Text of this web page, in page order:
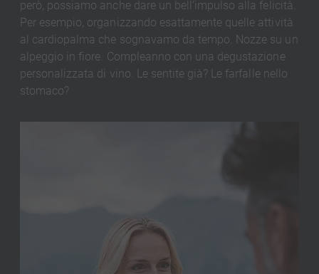
però, possiamo anche dare un bell’impulso alla felicità.
Per esempio, organizzando esattamente quelle attività
al cardiopalma che sognavamo da tempo. Nozze su un
alpeggio in fiore. Compleanno con una degustazione
personalizzata di vino. Le sentite già? Le farfalle nello
stomaco?